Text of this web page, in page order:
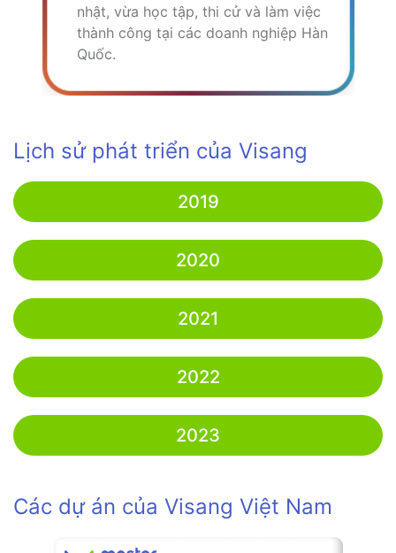
nhật, vừa học tập, thi cử và làm việc
thành công tại các doanh nghiệp Hàn
Quốc.
Lịch sử phát triển của Visang
2019
2020
2021
2022
2023
Các dự án của Visang Việt Nam